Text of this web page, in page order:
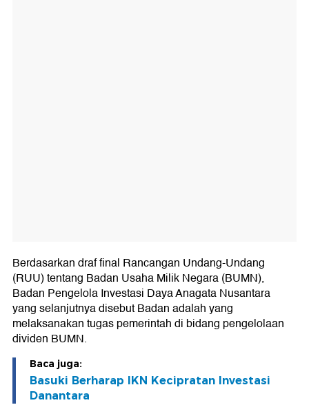
Berdasarkan draf final Rancangan Undang-Undang
(RUU) tentang Badan Usaha Milik Negara (BUMN),
Badan Pengelola Investasi Daya Anagata Nusantara
yang selanjutnya disebut Badan adalah yang
melaksanakan tugas pemerintah di bidang pengelolaan
dividen BUMN.
Baca juga:
Basuki Berharap IKN Kecipratan Investasi
Danantara